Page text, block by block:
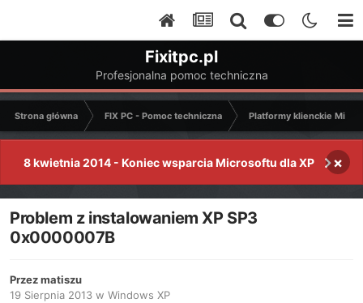
Fixitpc.pl
Profesjonalna pomoc techniczna
Strona główna FIX PC - Pomoc techniczna Platformy klienckie
8 kwietnia 2014 - Koniec wsparcia Microsoftu dla XP ×
Problem z instalowaniem XP SP3
0x0000007B
Przezmatiszu
19 Sierpnia 2013 w Windows XP